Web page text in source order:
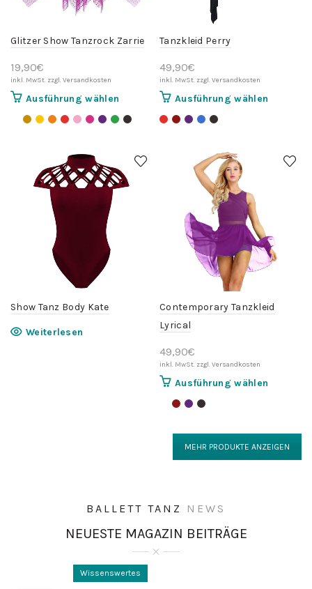
Glitzer Show Tanzrock Zarrie
19,90€
Ausführung wählen
Produkt
Varianten
auf.
Die
Tanzkleid Perry
49,90€
Ausführung wählen
Varianten
auf
der
Show Tanz Body Kate
Weiterlesen
Contemporary Tanzkleid
Lyrical
49,90€
Ausführung wählen
Varianten
auf.
MEHR PRODUKTE ANZEIGEN
BALLETT TANZ NEWS
NEUESTE MAGAZIN BEITRÄGE
Wissenswertes